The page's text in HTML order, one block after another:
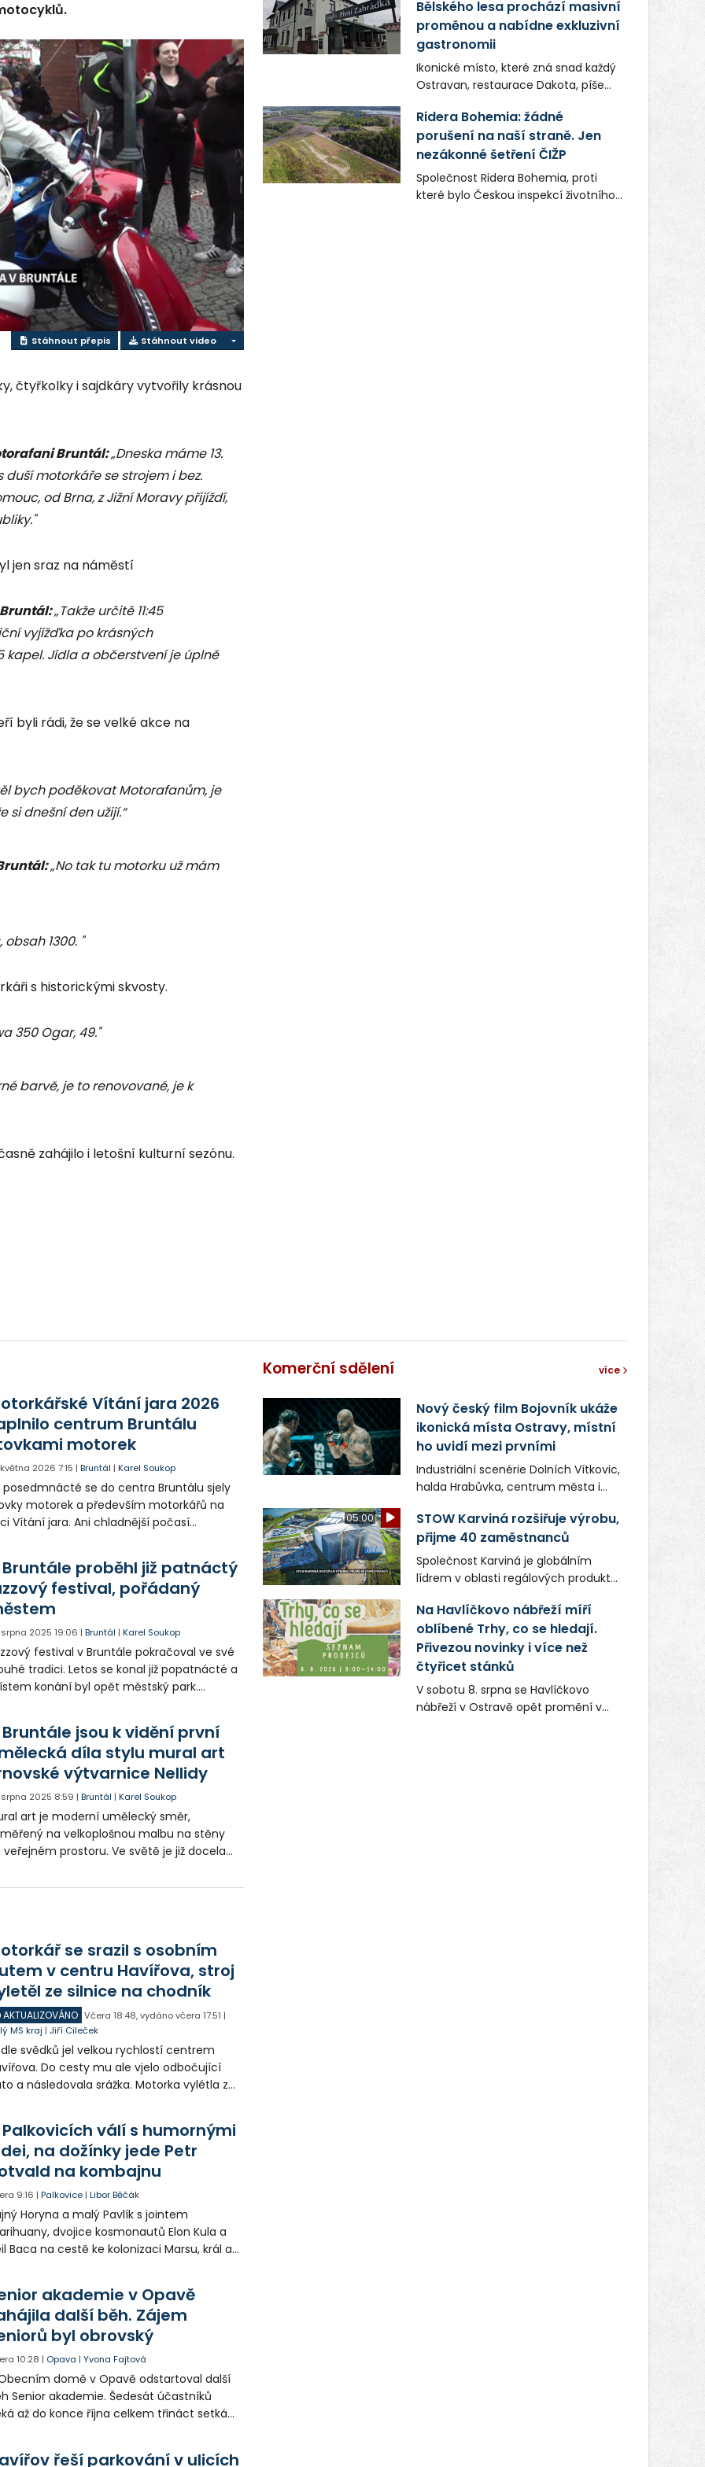
Stáhnout přepis Stáhnout video
čtyřkolky i sajdkáry vytvořily krásnou
Bruntál:„Dneska máme 13.
motorkáře se strojem i bez.
od Brna, z Jižní Moravy přijíždí,
jen sraz na náměstí
„Takže určitě 11:45
vyjížďka po krásných
Jídla a občerstvení je úplně
byli rádi, že se velké akce na
bych poděkovat Motorafanům, je
si dnešní den užijí.“
„No tak tu motorku už mám
obsah 1300. "
s historickými skvosty.
350 Ogar, 49."
barvě, je to renovované, je k
zahájilo i letošní kulturní sezónu.
Bělského lesa prochází masivní
proměnou a nabídne exkluzivní
gastronomii
Ikonické místo, které zná snad každý
Ostravan, restaurace Dakota, píše
společnost Dang Investment Group
s.r.o. investuje do projektu přes 50
milionů korun. Cílem je přinést
Ostravě dva špičkové gastronomické
koncepty, které v regionu dosud
chyběly, luxusní středomořskou
Ridera Bohemia: žádné
porušení na naší straně. Jen
nezákonné šetření ČIŽP
Společnost Ridera Bohemia, proti
které bylo Českou inspekcí životního
Vítání jara 2026
centrum Bruntálu
motorek
května 2026 7:15 |Bruntál |Karel Soukop
posedmnácté se do centra Bruntálu sjely
motorek a především motorkářů na
Vítání jara. Ani chladnější počasí
Bruntále proběhl již patnáctý
festival, pořádaný
srpna 2025 19:06 |Bruntál |Karel Soukop
festival v Bruntále pokračoval ve své
tradici. Letos se konal již popatnácté a
konání byl opět městský park.
restaurace V parku.
Bruntále jsou k vidění první
díla stylu mural art
výtvarnice Nellidy
srpna 2025 8:59 |Bruntál |Karel Soukop
art je moderní umělecký směr,
na velkoplošnou malbu na stěny
veřejném prostoru. Ve světě je již docela
umění našlo cestu i do Bruntálu díky
se srazil s osobním
v centru Havířova, stroj
ze silnice na chodník
AKTUALIZOVÁNO Včera 18:48,vydáno včera 17:51 |
MS kraj |Jiří Cileček
svědků jel velkou rychlostí centrem
Do cesty mu ale vjelo odbočující
a následovala srážka. Motorka vylétla ze
a byl letecky přepraven do
Palkovicích válí s humornými
na dožínky jede Petr
na kombajnu
9:16 |Palkovice |Libor Běčák
Horyna a malý Pavlík s jointem
dvojice kosmonautů Elon Kula a
Baca na cestě ke kolonizaci Marsu, král a
Palkovic ztvárnili starosta Radim
a místostarosta David Kula.
akademie v Opavě
další běh. Zájem
byl obrovský
10:28 | Opava |Yvona Fajtová
domě v Opavě odstartoval další
Senior akademie. Šedesát účastníků
až do konce října celkem třináct setkání
řeší parkování v ulicích
Komerční sdělení více
Nový český film Bojovník ukáže
ikonická místa Ostravy, místní
ho uvidí mezi prvními
Industriální scenérie Dolních Vítkovic,
halda Hrabůvka, centrum města i
v novém filmu Bojovník, který vstoupí
do kin už 13. srpna. Režiséři Vojtěch
Frič a Tomáš Dianiška si
moravskoslezskou metropoli
nevybrali náhodou – její syrová
atmosféra se stala přirozenou
součástí příběhu bývalého
boxerského šampiona Hoffa (Milan
Ondrík), jenž se po letech vrací do
světa vrcholových zápasů, tentokrát
v MMA.
05:00
STOW Karviná rozšiřuje výrobu,
přijme 40 zaměstnanců
Společnost Karviná je globálním
lídrem v oblasti regálových produktů
zaměstnavatelem na Karvinsku a
firmou s obrovským potenciálem.
Na Havlíčkovo nábřeží míří
oblíbené Trhy, co se hledají.
Přivezou novinky i více než
čtyřicet stánků
V sobotu 8. srpna se Havlíčkovo
nábřeží v Ostravě opět promění v